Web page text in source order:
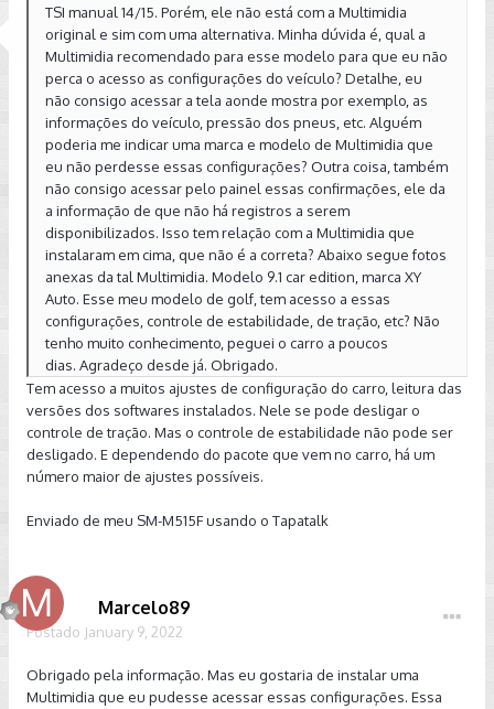
TSI manual 14/15. Porém, ele não está com a Multimidia
original e sim com uma alternativa. Minha dúvida é, qual a
Multimidia recomendado para esse modelo para que eu não
perca o acesso as configurações do veículo? Detalhe, eu
não consigo acessar a tela aonde mostra por exemplo, as
informações do veículo, pressão dos pneus, etc. Alguém
poderia me indicar uma marca e modelo de Multimidia que
eu não perdesse essas configurações? Outra coisa, também
não consigo acessar pelo painel essas confirmações, ele da
a informação de que não há registros a serem
disponibilizados. Isso tem relação com a Multimidia que
instalaram em cima, que não é a correta? Abaixo segue fotos
anexas da tal Multimidia. Modelo 9.1 car edition, marca XY
Auto. Esse meu modelo de golf, tem acesso a essas
configurações, controle de estabilidade, de tração, etc? Não
tenho muito conhecimento, peguei o carro a poucos
dias. Agradeço desde já. Obrigado.
Tem acesso a muitos ajustes de configuração do carro, leitura das
versões dos softwares instalados. Nele se pode desligar o
controle de tração. Mas o controle de estabilidade não pode ser
desligado. E dependendo do pacote que vem no carro, há um
número maior de ajustes possíveis.
Enviado de meu SM-M515F usando o Tapatalk
Marcelo89
Postado January 9, 2022
Obrigado pela informação. Mas eu gostaria de instalar uma
Multimidia que eu pudesse acessar essas configurações. Essa